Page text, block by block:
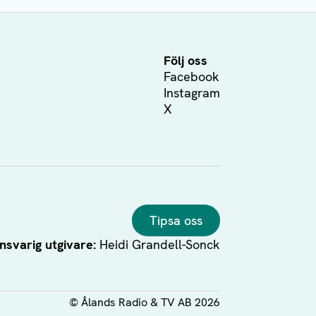
Följ oss
Facebook
Instagram
X
Tipsa oss
utgivare: Heidi Grandell-Sonck
©Ålands Radio & TV AB 2026